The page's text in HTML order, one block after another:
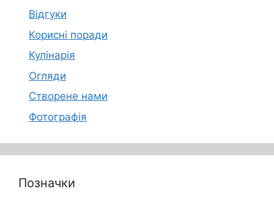
Відгуки
Корисні поради
Кулінарія
Огляди
Створене нами
Фотографія
Позначки